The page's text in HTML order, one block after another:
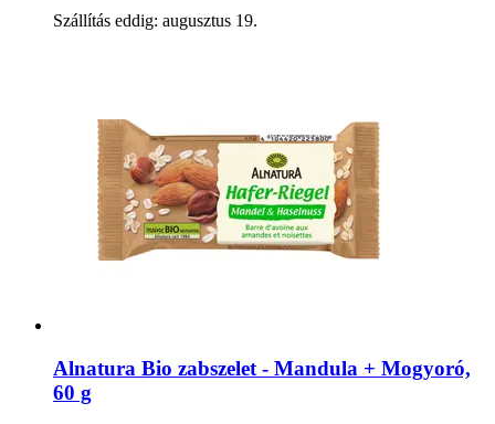
Szállítás eddig: augusztus 19.
Alnatura Bio zabszelet -​ Mandula + Mogyoró,
60 g